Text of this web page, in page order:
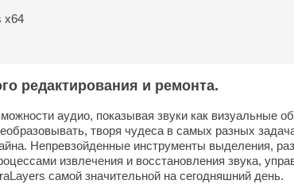
x64
редактирования и ремонта.
аудио, показывая звуки как визуальные
творя чудеса в самых разных
Непревзойденные инструменты выделения,
извлечения и восстановления звука,
самой значительной на сегодняшний день.